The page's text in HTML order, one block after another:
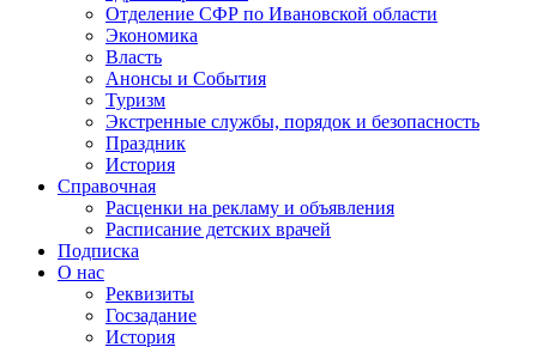
Отделение СФР по Ивановской области
Экономика
Власть
Анонсы и События
Туризм
Экстренные службы, порядок и безопасность
Праздник
История
Справочная
Расценки на рекламу и объявления
Расписание детских врачей
Подписка
О нас
Реквизиты
Госзадание
История